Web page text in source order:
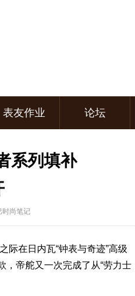
表友作业 论坛
系列填补
时尚笔记
际在日内瓦“钟表与奇迹”高级
， 帝舵又一次完成了从“劳力士